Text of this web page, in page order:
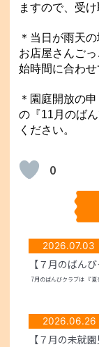
ますので、受け
＊当日が雨天
お店屋さんご
始時間に合わせ
＊園庭開放の
の『11月のば
ください。
0
2026.07.03
【７月のばん
7月のばんびクラブは 『夏
2026.06.26
【７月の未就